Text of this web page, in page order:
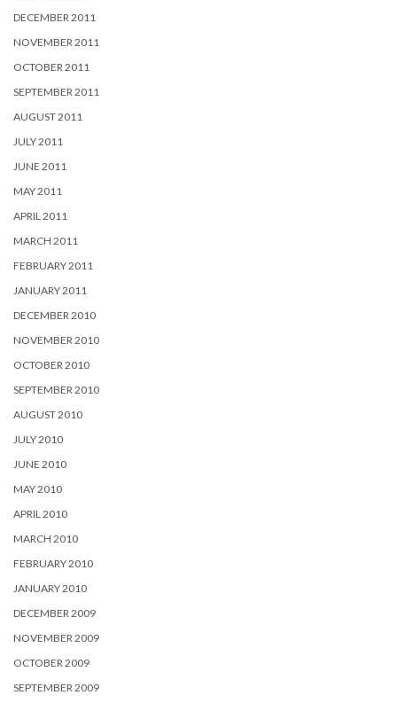
DECEMBER 2011
NOVEMBER 2011
OCTOBER 2011
SEPTEMBER 2011
AUGUST 2011
JULY 2011
JUNE 2011
MAY 2011
APRIL 2011
MARCH 2011
FEBRUARY 2011
JANUARY 2011
DECEMBER 2010
NOVEMBER 2010
OCTOBER 2010
SEPTEMBER 2010
AUGUST 2010
JULY 2010
JUNE 2010
MAY 2010
APRIL 2010
MARCH 2010
FEBRUARY 2010
JANUARY 2010
DECEMBER 2009
NOVEMBER 2009
OCTOBER 2009
SEPTEMBER 2009